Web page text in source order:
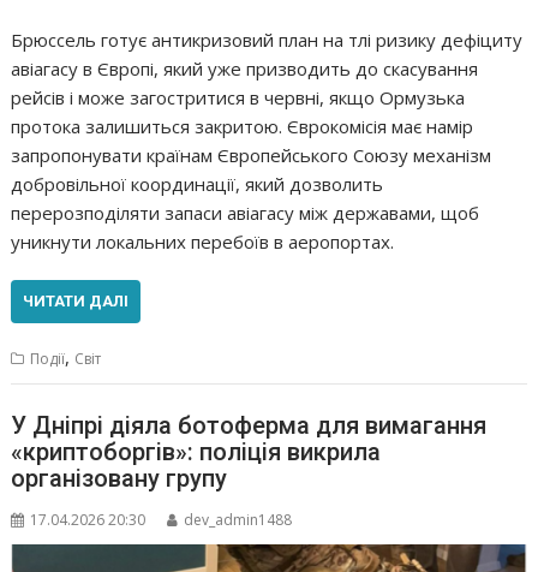
Брюссель готує антикризовий план на тлі ризику дефіциту
авіагасу в Європі, який уже призводить до скасування
рейсів і може загостритися в червні, якщо Ормузька
протока залишиться закритою. Єврокомісія має намір
запропонувати країнам Європейського Союзу механізм
добровільної координації, який дозволить
перерозподіляти запаси авіагасу між державами, щоб
уникнути локальних перебоїв в аеропортах.
ЧИТАТИ ДАЛІ
Події, Світ
У Дніпрі діяла ботоферма для вимагання
«криптоборгів»: поліція викрила
організовану групу
17.04.2026 20:30 dev_admin1488